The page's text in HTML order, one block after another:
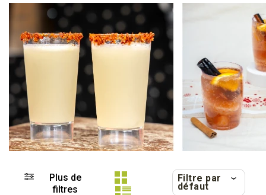
Plus de
filtres
Filtre par
défaut